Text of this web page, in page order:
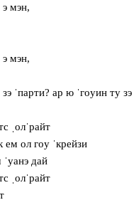
э мэн,
э мэн,
ˈпарти? ар ю ˈгoуин ту
ˌолˈрайт
ем ол гoу ˈкрейзи
дай
ˌолˈрайт